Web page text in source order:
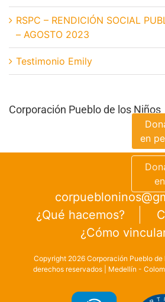
RSPC – RENDICIÓN SOCIAL
– AGOSTO 2023
Testimonio Emily
Corporación Pueblo de los Niños
en
¿Qué hacemos?
¿Cómo
Copyright 2026Corporación Pueblo de
derechos reservados | Medellín -